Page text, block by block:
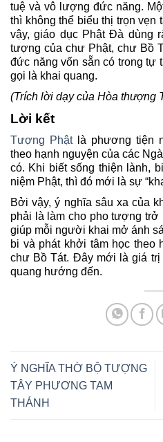
tuệ và vô lượng đức năng.
thì không thể biểu thị trọn vẹn
vậy, giáo dục Phật Đà dùng
tượng của chư Phật, chư Bồ
đức năng vốn sẵn có trong
gọi là khai quang.
(Trích lời dạy của Hòa thượng
Lời kết
Tượng Phậtlà phương tiện
theo hạnh nguyện của các
có. Khi biết sống thiện lành,
niệm Phật, thì đó mới là sự
Bởi vậy, ý nghĩa sâu xa của
phải là làm cho pho tượng trở
giúp mỗi người khai mở ánh
bi và phát khởi tâm học theo
chư Bồ Tát. Đây mới là giá trị
quang hướng đến.
Ý NGHĨA THỜ BỘ TƯỢNG
TÂY PHƯƠNG TAM
THÁNH